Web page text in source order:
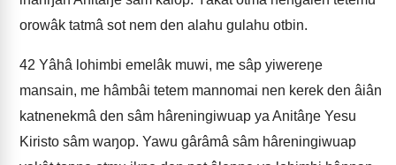
orowâk tatmâ sot nem den alahu gulahu otbin.
42 Yâhâ lohimbi emelâk muwi, me sâp yiwereŋe
mansain, me hâmbâi tetem mannomai nen kerek den âiân
katnenekmâ den sâm hâreningiwuap ya Anitâŋe Yesu
Kiristo sâm waŋop. Yawu gârâmâ sâm hâreningiwuap